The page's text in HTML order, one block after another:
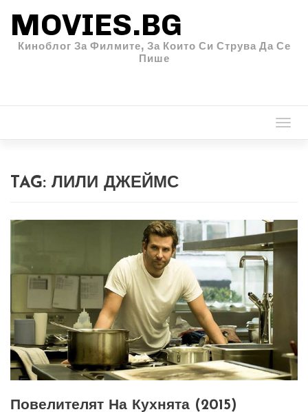
MOVIES.BG
Киноблог За Филмите, За Които Си Струва Да Се
Пише
TAG: ЛИЛИ ДЖЕЙМС
Повелителят На Кухнята (2015)